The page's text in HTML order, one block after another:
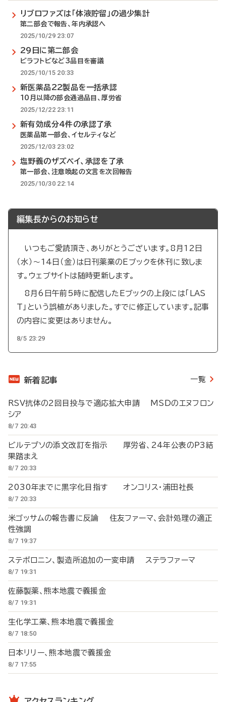
リブロファズは「体液貯留」の過少集計
第二部会で報告、年内承認へ
2025/10/29 23:07
29日に第二部会
ビラフトビなど3品目を審議
2025/10/15 20:33
新医薬品22製品を一括承認
10月以降の部会通過品目、厚労省
2025/12/22 23:11
新有効成分4件の承認了承
医薬品第一部会、イセルティなど
2025/12/03 23:02
塩野義のザズベイ、承認を了承
第一部会、注意喚起の文言を次回報告
2025/10/30 22:14
編集長からのお知らせ
いつもご愛読頂き、ありがとうございます。8月12日
（水）～14日（金）は日刊薬業のEブックを休刊に致しま
す。ウェブサイトは随時更新します。
8月6日午前5時に配信したEブックの上段には「LAS
T」という誤植がありました。すでに修正しています。記事
の内容に変更はありません。
8/5 23:29
新着記事 一覧
RSV抗体の2回目投与で適応拡大申請 MSDのエヌフロン
シア
8/7 20:43
ビルテプソの添文改訂を指示 厚労省、24年公表のP3結
果踏まえ
8/7 20:33
2030年までに黒字化目指す オンコリス・浦田社長
8/7 20:33
米ゴッサムの報告書に反論 住友ファーマ、会計処理の適正
性強調
8/7 19:37
ステボロニン、製造所追加の一変申請 ステラファーマ
8/7 19:31
佐藤製薬、熊本地震で義援金
8/7 19:31
生化学工業、熊本地震で義援金
8/7 18:50
日本リリー、熊本地震で義援金
8/7 17:55